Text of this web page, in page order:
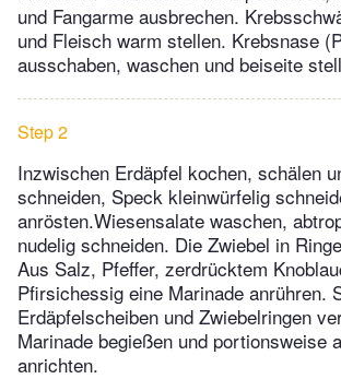
und Fangarme ausbrechen.
und Fleisch warm stellen. Krebsnase
ausschaben, waschen und beiseite
Step 2
Inzwischen Erdäpfel kochen, schälen
schneiden, Speck kleinwürfelig
anrösten.Wiesensalate waschen,
nudelig schneiden. Die Zwiebel in
Aus Salz, Pfeffer, zerdrücktem
Pfirsichessig eine Marinade anrühren.
Erdäpfelscheiben und Zwiebelringen
Marinade begießen und portionsweise
anrichten.